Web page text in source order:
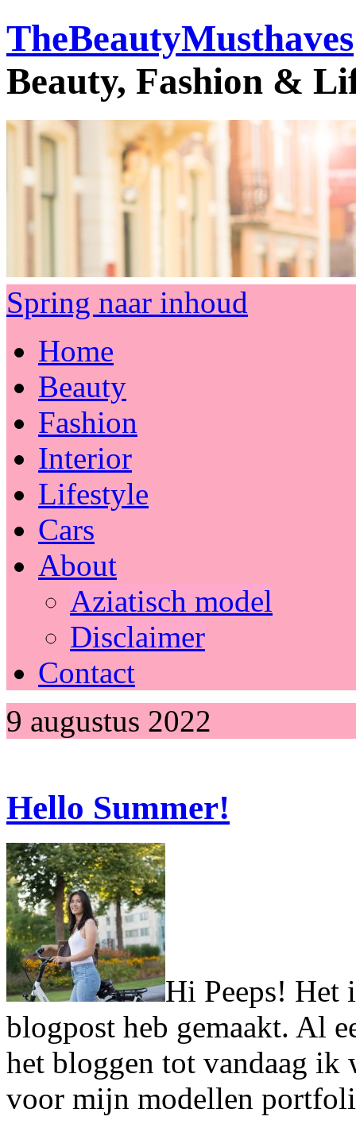
TheBeautyMusthaves
Beauty, Fashion &
Spring naar inhoud
Home
Beauty
Fashion
Interior
Lifestyle
Cars
About
Aziatisch model
Disclaimer
Contact
9 augustus 2022
Hello Summer!
Hi Peeps! Het
blogpost heb gemaakt. Al
het bloggen tot vandaag ik
voor mijn modellen